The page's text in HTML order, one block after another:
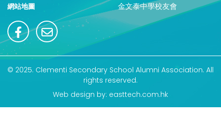
網站地圖
金文泰中學校友會
© 2025. Clementi Secondary School Alumni Association. All
rights reserved.
Web design by: easttech.com.hk